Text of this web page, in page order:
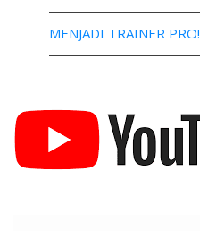
MENJADI TRAINER PRO!